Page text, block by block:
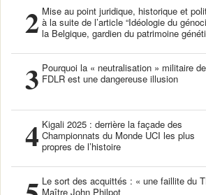
2 Mise au point juridique, historique et
à la suite de l’article “Idéologie du
la Belgique, gardien du patrimoine
3 Pourquoi la « neutralisation » militaire
FDLR est une dangereuse illusion
4 Kigali 2025 : derrière la façade des
Championnats du Monde UCI les plus
propres de l’histoire
Le sort des acquittés : « une faillite du
Maître John Philpot